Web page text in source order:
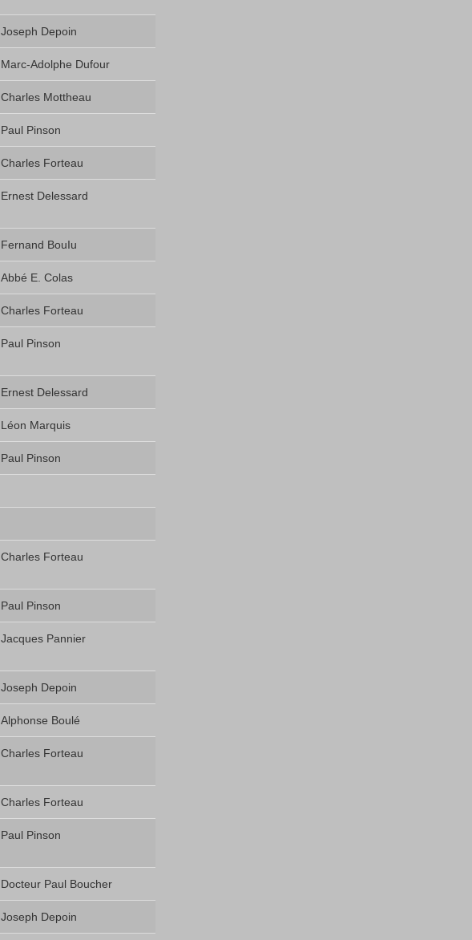
Joseph Depoin
Marc-Adolphe Dufour
Charles Mottheau
Paul Pinson
Charles Forteau
Ernest Delessard
Fernand BouIu
Abbé E. Colas
Charles Forteau
Paul Pinson
Ernest Delessard
Léon Marquis
Paul Pinson
Charles Forteau
Paul Pinson
Jacques Pannier
Joseph Depoin
Alphonse Boulé
Charles Forteau
Charles Forteau
Paul Pinson
Docteur Paul Boucher
Joseph Depoin